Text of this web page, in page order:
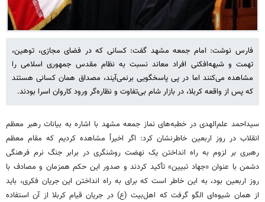
فارس نوشت: امام جمعه مشهد گفت: کسانی که در فضای مجازی، توهین،
تهمت و شبهه‌افکنی افراد معاند نسبت به نظام مقدس جمهوری اسلامی را
مشاهده می‌کنند اما در پی پاسخگویی برنمی‌آیند، مصداق همان کسانی هستند
که پس از واقعه کربلا، در بازار شام بی‌تفاوت و نظاره‌گر ورود کاروان اسرا بودند.
سیداحمد علم‌الهدی در خطبه‌های نماز جمعه مشهد با اشاره به بیانات رهبر معظم
انقلاب در روز اربعین خاطرنشان کرد: اگر اخیراً مشاهده کردیم که مقام معظم
رهبری بر لزوم به راه انداختن یک نهضت روشنگری در برابر جنگ نرم فرهنگی
دشمن با عنوان «جهاد تبیین» تأکید کردند و صدور این حکم همزمان و مصادف با
روز اربعین بود، به این خاطر است که برای به راه انداختن این جریان فکری، باید
از همان شیوه‌ای الگو گرفت که اهل‌بیت (ع) در جریان قیام کربلا از آن استفاده